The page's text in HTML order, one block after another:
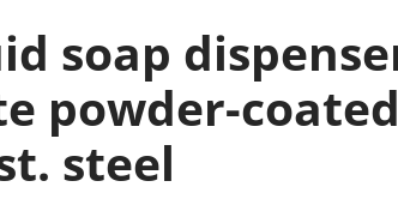
powder-coated
steel